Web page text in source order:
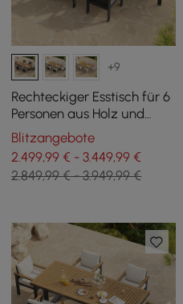
+9
Rechteckiger Esstisch für 6
Personen aus Holz und
Aluminium für den
Außenbereich, 8
Esszimmerstühle
Blitzangebote
2.499,99 € - 3.449,99 €
2.849,99 € - 3.949,99 €